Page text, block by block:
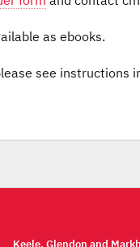
as ebooks.
see instructions